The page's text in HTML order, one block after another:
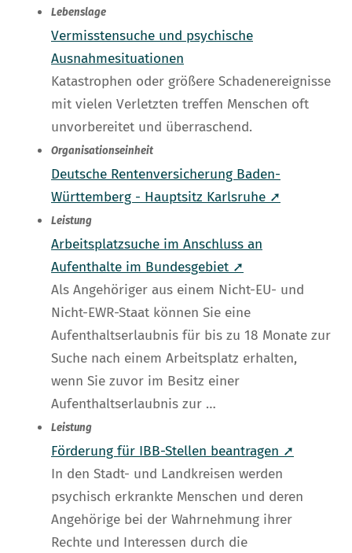
Lebenslage
Vermisstensuche und psychische
Ausnahmesituationen
Katastrophen oder größere Schadenereignisse
mit vielen Verletzten treffen Menschen oft
unvorbereitet und überraschend.
Organisationseinheit
Deutsche Rentenversicherung Baden-
Württemberg - Hauptsitz Karlsruhe ➚
Leistung
Arbeitsplatzsuche im Anschluss an
Aufenthalte im Bundesgebiet ➚
Als Angehöriger aus einem Nicht-EU- und
Nicht-EWR-Staat können Sie eine
Aufenthaltserlaubnis für bis zu 18 Monate zur
Suche nach einem Arbeitsplatz erhalten,
wenn Sie zuvor im Besitz einer
Aufenthaltserlaubnis zur …
Leistung
Förderung für IBB-Stellen beantragen ➚
In den Stadt- und Landkreisen werden
psychisch erkrankte Menschen und deren
Angehörige bei der Wahrnehmung ihrer
Rechte und Interessen durch die